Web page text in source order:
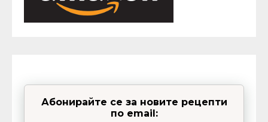
Абонирайте се за новите рецепти
по email: